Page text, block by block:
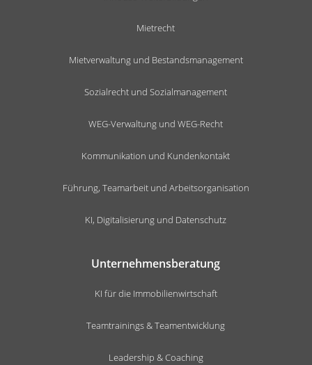
Mietrecht
Mietverwaltung und Bestandsmanagement
Sozialrecht und Sozialmanagement
WEG-Verwaltung und WEG-Recht
Kommunikation und Kundenkontakt
Führung, Teamarbeit und Arbeitsorganisation
KI, Digitalisierung und Datenschutz
Unternehmensberatung
KI für die Immobilienwirtschaft
Teamtrainings & Teamentwicklung
Leadership & Coaching